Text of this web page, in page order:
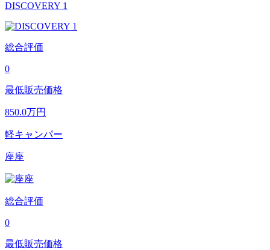
DISCOVERY 1
総合評価
0
最低販売価格
850.0万円
軽キャンパー
座座
総合評価
0
最低販売価格